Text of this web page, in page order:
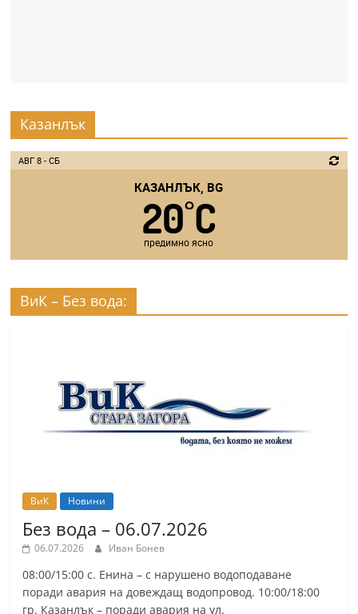
Казанлък
АВГ 8 - СБ
КАЗАНЛЪК, BG
20°C
предимно ясно
ВиК – Без вода:
ВиК Новини
Без вода – 06.07.2026
06.07.2026 Иван Бонев
08:00/15:00 с. Енина – с нарушено водоподаване
поради авария на довеждащ водопровод. 10:00/18:00
гр. Казанлък – поради авария на ул.